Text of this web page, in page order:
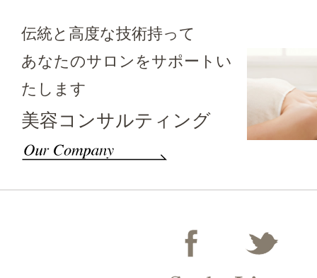
伝統と高度な技術持って
あなたのサロンをサポートい
たします
美容コンサルティング